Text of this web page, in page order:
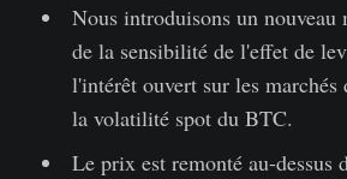
Nous introduisons un nouveau
de la sensibilité de l'effet de
l'intérêt ouvert sur les marchés
la volatilité spot du BTC.
Le prix est remonté au-dessus